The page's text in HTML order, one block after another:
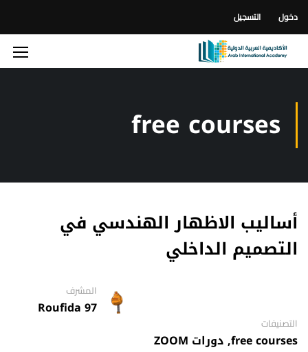
دخول التسجيل
free courses
أساليب الاظهار الهندسي في
التصميم الداخلي
المشرف
Roufida 97
التصنيفات
free courses
,دورات ZOOM